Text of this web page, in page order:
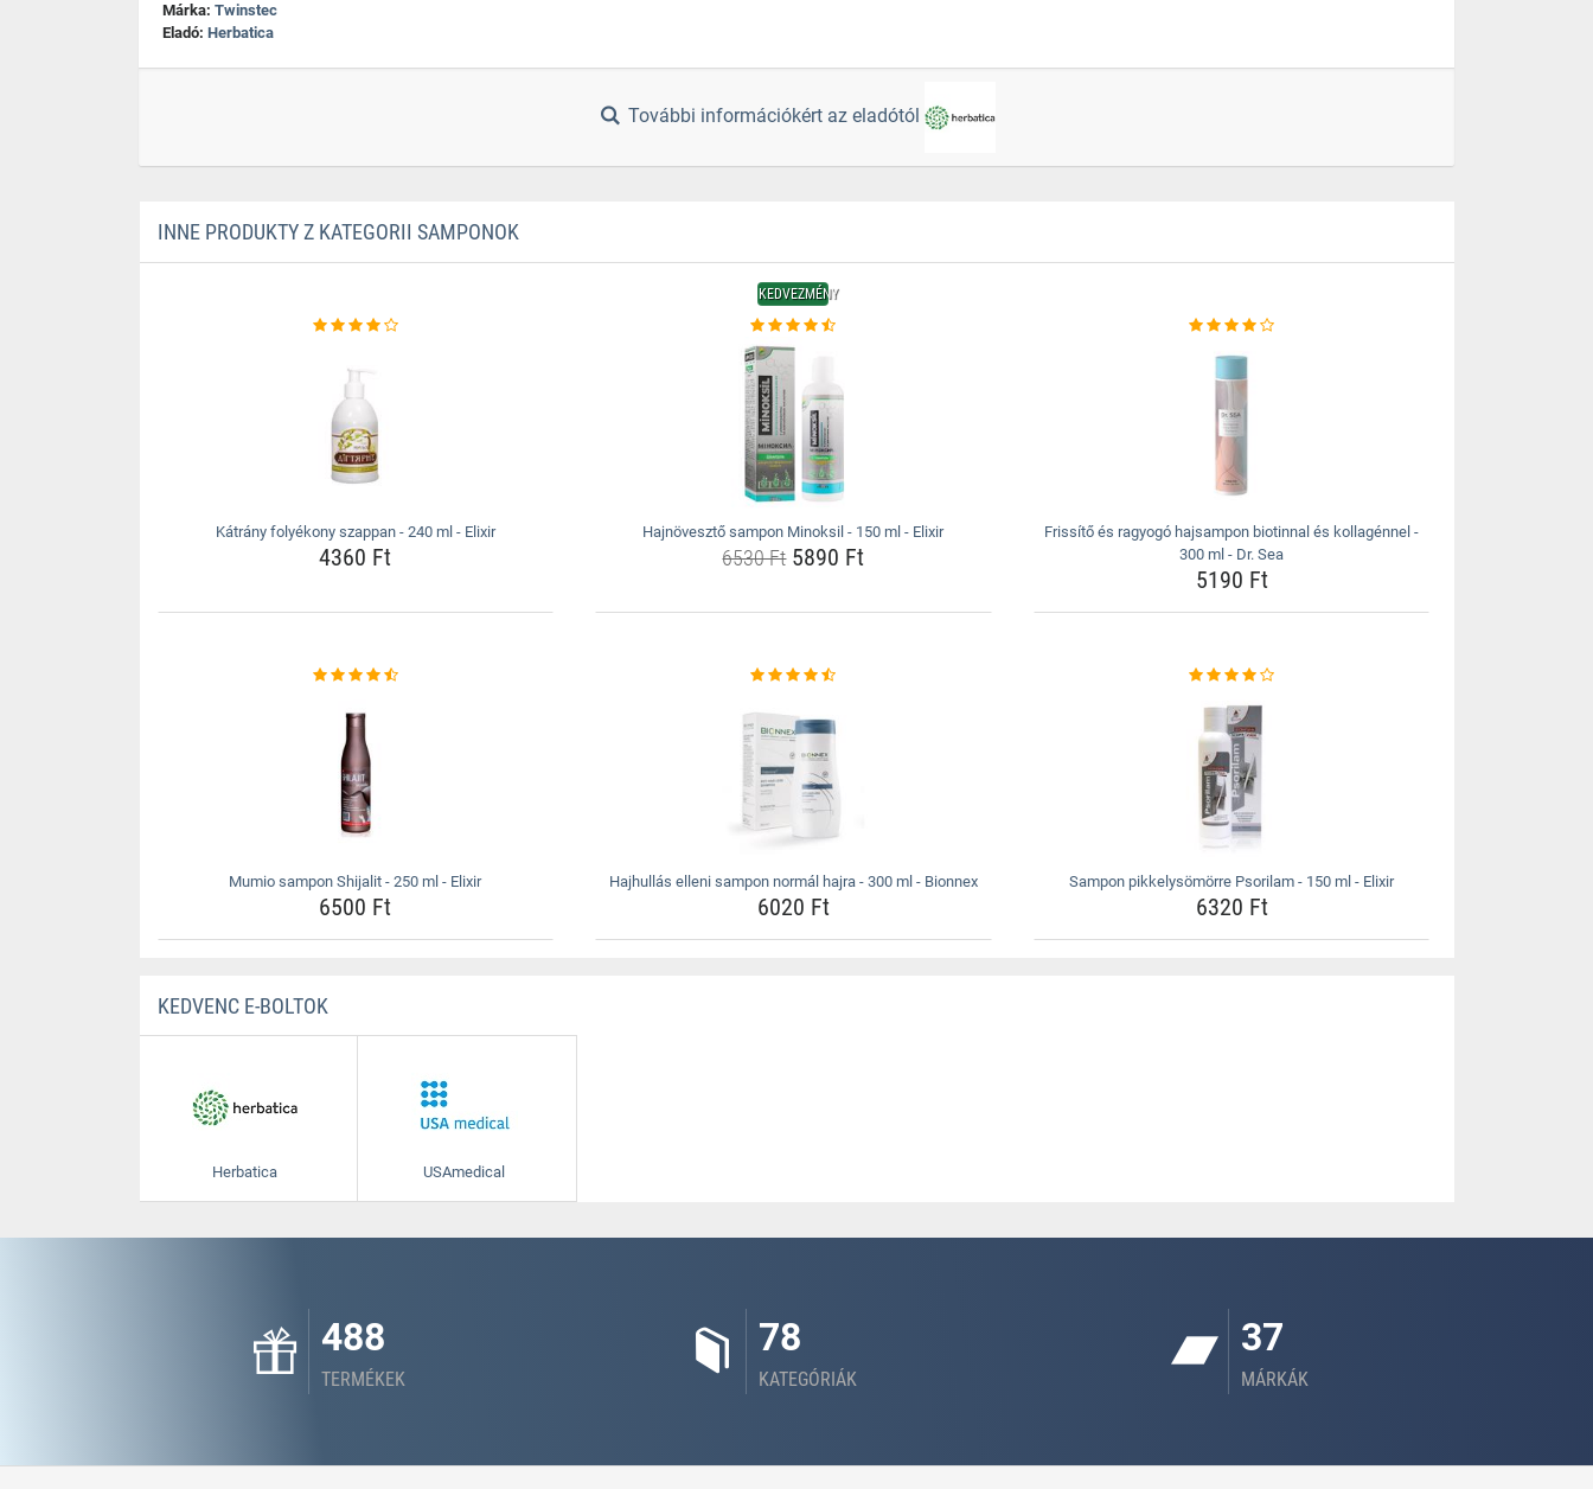
Márka: Twinstec
Eladó: Herbatica
További információkért az eladótól
INNE PRODUKTY Z KATEGORII SAMPONOK
Kátrány folyékony szappan - 240 ml - Elixir
4360 Ft
KEDVEZMÉNY
Hajnövesztő sampon Minoksil - 150 ml - Elixir
6530 Ft5890 Ft
Frissítő és ragyogó hajsampon biotinnal és kollagénnel -
300 ml - Dr. Sea
5190 Ft
Mumio sampon Shijalit - 250 ml - Elixir
6500 Ft
Hajhullás elleni sampon normál hajra - 300 ml - Bionnex
6020 Ft
Sampon pikkelysömörre Psorilam - 150 ml - Elixir
6320 Ft
KEDVENC E-BOLTOK
Herbatica USAmedical
488
TERMÉKEK
78
KATEGÓRIÁK
37
MÁRKÁK